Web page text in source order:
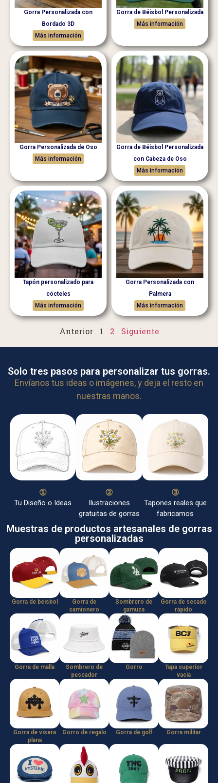
Gorra Personalizada con
Bordado 3D
Más información
Gorra de Béisbol Personalizada
Más información
Gorra Personalizada de Oso
Más información
Gorra de Béisbol Personalizada
con Cabeza de Oso
Más información
Tapón personalizado para
cócteles
Más información
Gorra Personalizada con
Palmera
Más información
Anterior 1 2 Siguiente
Solo tres pasos para personalizar tus gorras.
Envíanos tus ideas o imágenes, y deja el resto en
nuestras manos.
①
Tu Diseño o Ideas
②
Ilustraciones
gratuitas de gorras
③
Tapones reales que
fabricamos
Muestras de productos artesanales de gorras
personalizadas
Gorra de béisbol
Gorra de
camionero
Sombrero de
gamuza
Gorra de secado
rápido
Gorra de malla
Sombrero de
pescador
Gorro
Tapa superior
vacía
Gorra de visera
plana
Gorro de regalo Gorra de golf Gorra militar